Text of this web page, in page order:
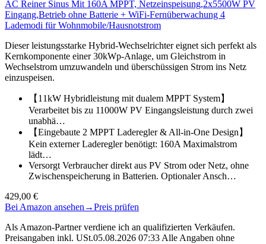
AC Reiner Sinus Mit 160A MPPT, Netzeinspeisung,2x5500W PV
Eingang,Betrieb ohne Batterie + WiFi-Fernüberwachung 4
Lademodi für Wohnmobile/Hausnotstrom
Dieser leistungsstarke Hybrid-Wechselrichter eignet sich perfekt als
Kernkomponente einer 30kWp-Anlage, um Gleichstrom in
Wechselstrom umzuwandeln und überschüssigen Strom ins Netz
einzuspeisen.
【11kW Hybridleistung mit dualem MPPT System】
Verarbeitet bis zu 11000W PV Eingangsleistung durch zwei
unabhä…
【Eingebaute 2 MPPT Laderegler & All-in-One Design】
Kein externer Laderegler benötigt: 160A Maximalstrom
lädt…
Versorgt Verbraucher direkt aus PV Strom oder Netz, ohne
Zwischenspeicherung in Batterien. Optionaler Ansch…
429,00 €
Bei Amazon ansehen →Preis prüfen
Als Amazon-Partner verdiene ich an qualifizierten Verkäufen.
Preisangaben inkl. USt.05.08.2026 07:33 Alle Angaben ohne